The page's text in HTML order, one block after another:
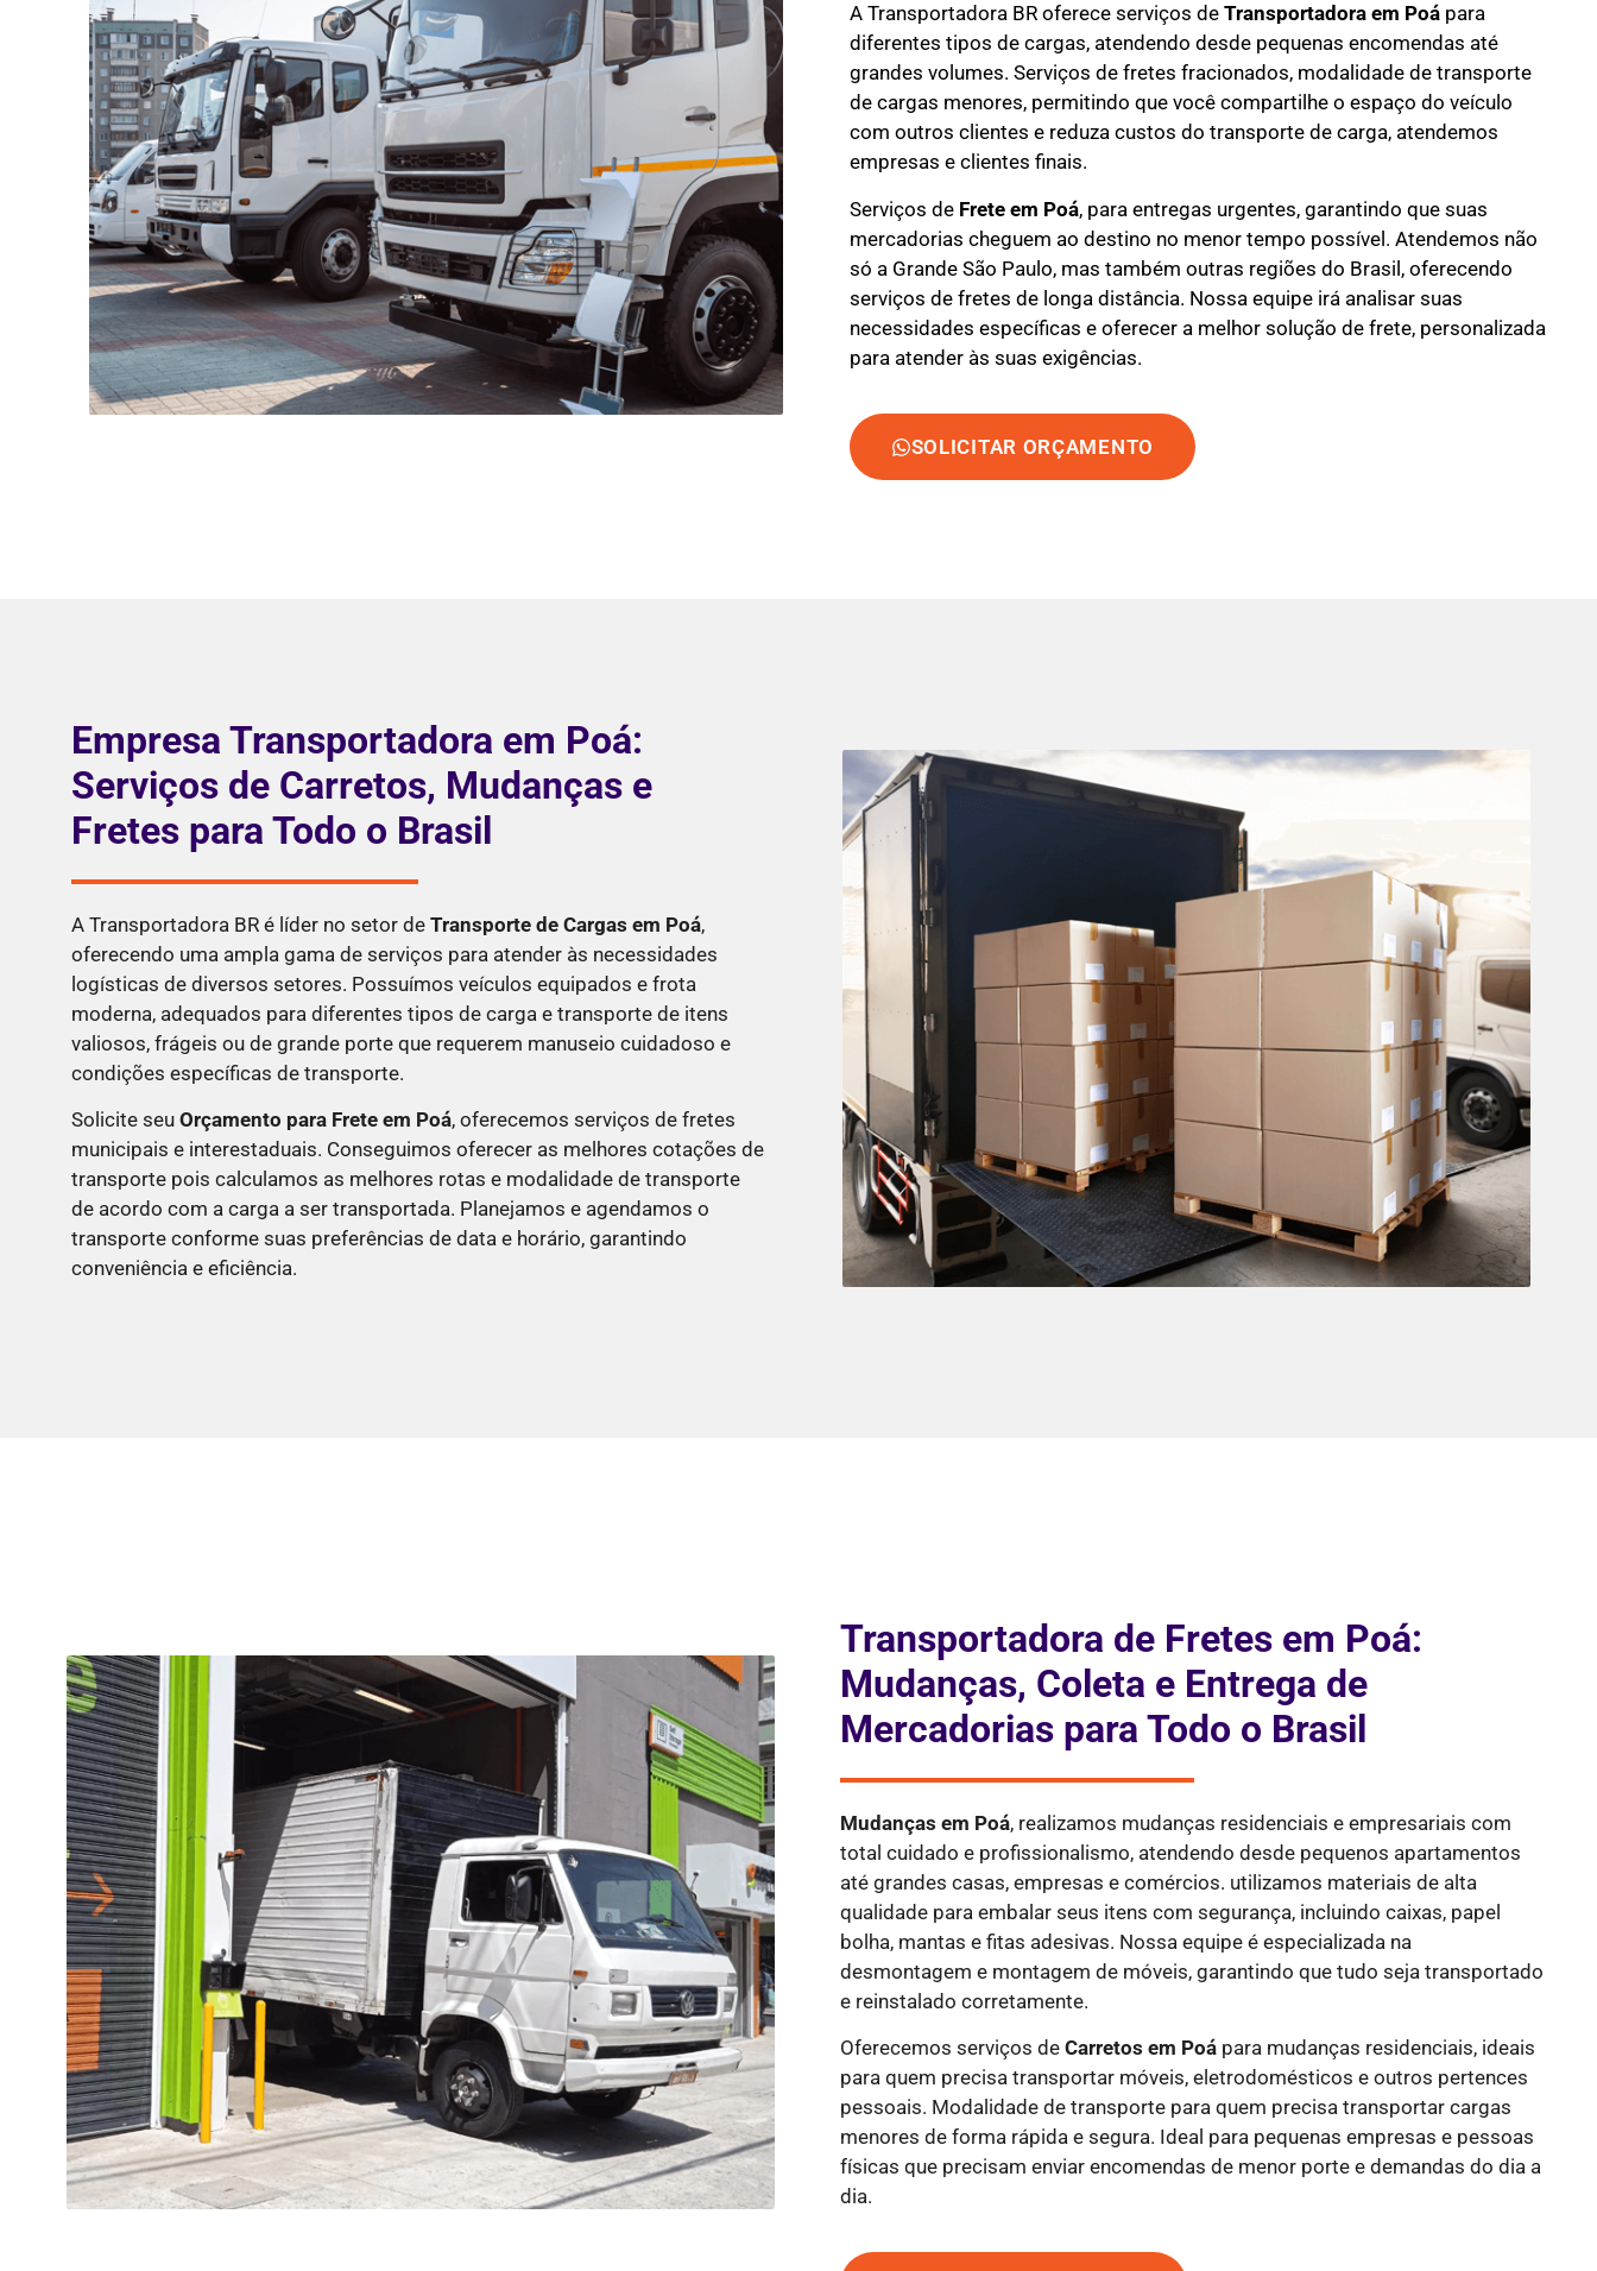
A Transportadora BR oferece serviços de Transportadora em Poápara
diferentes tipos de cargas, atendendo desde pequenas encomendas até
grandes volumes. Serviços de fretes fracionados, modalidade de transporte
de cargas menores, permitindo que você compartilhe o espaço do veículo
com outros clientes e reduza custos do transporte de carga, atendemos
empresas e clientes finais.
Serviços de Frete em Poá, para entregas urgentes, garantindo que suas
mercadorias cheguem ao destino no menor tempo possível. Atendemos não
só a Grande São Paulo, mas também outras regiões do Brasil, oferecendo
serviços de fretes de longa distância. Nossa equipe irá analisar suas
necessidades específicas e oferecer a melhor solução de frete, personalizada
para atender às suas exigências.
SOLICITAR ORÇAMENTO
Empresa Transportadora em Poá:
Serviços de Carretos, Mudanças e
Fretes para Todo o Brasil
A Transportadora BR é líder no setor de Transporte de Cargas em Poá,
oferecendo uma ampla gama de serviços para atender às necessidades
logísticas de diversos setores. Possuímos veículos equipados e frota
moderna, adequados para diferentes tipos de carga e transporte de itens
valiosos, frágeis ou de grande porte que requerem manuseio cuidadoso e
condições específicas de transporte.
Solicite seu Orçamento para Frete em Poá, oferecemos serviços de fretes
municipais e interestaduais. Conseguimos oferecer as melhores cotações de
transporte pois calculamos as melhores rotas e modalidade de transporte
de acordo com a carga a ser transportada. Planejamos e agendamos o
transporte conforme suas preferências de data e horário, garantindo
conveniência e eficiência.
Transportadora de Fretes em Poá:
Mudanças, Coleta e Entrega de
Mercadorias para Todo o Brasil
Mudanças em Poá, realizamos mudanças residenciais e empresariais com
total cuidado e profissionalismo, atendendo desde pequenos apartamentos
até grandes casas, empresas e comércios. utilizamos materiais de alta
qualidade para embalar seus itens com segurança, incluindo caixas, papel
bolha, mantas e fitas adesivas. Nossa equipe é especializada na
desmontagem e montagem de móveis, garantindo que tudo seja transportado
e reinstalado corretamente.
Oferecemos serviços deCarretos em Poá para mudanças residenciais, ideais
para quem precisa transportar móveis, eletrodomésticos e outros pertences
pessoais. Modalidade de transporte para quem precisa transportar cargas
menores de forma rápida e segura. Ideal para pequenas empresas e pessoas
físicas que precisam enviar encomendas de menor porte e demandas do dia a
dia.